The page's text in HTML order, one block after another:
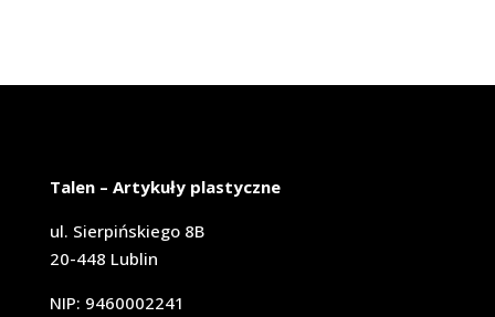
Talen – Artykuły plastyczne
ul. Sierpińskiego 8B
20-448 Lublin
NIP: 9460002241